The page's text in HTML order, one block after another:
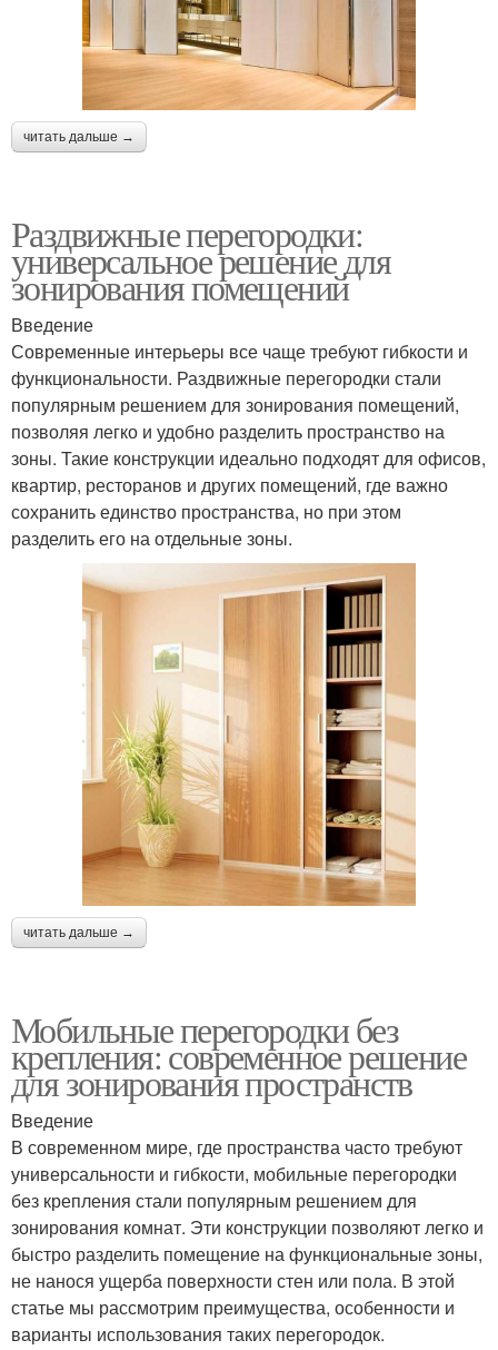
читать дальше →
Раздвижные перегородки:
универсальное решение для
зонирования помещений
Введение
Современные интерьеры все чаще требуют гибкости и
функциональности. Раздвижные перегородки стали
популярным решением для зонирования помещений,
позволяя легко и удобно разделить пространство на
зоны. Такие конструкции идеально подходят для офисов,
квартир, ресторанов и других помещений, где важно
сохранить единство пространства, но при этом
разделить его на отдельные зоны.
читать дальше →
Мобильные перегородки без
крепления: современное решение
для зонирования пространств
Введение
В современном мире, где пространства часто требуют
универсальности и гибкости, мобильные перегородки
без крепления стали популярным решением для
зонирования комнат. Эти конструкции позволяют легко и
быстро разделить помещение на функциональные зоны,
не нанося ущерба поверхности стен или пола. В этой
статье мы рассмотрим преимущества, особенности и
варианты использования таких перегородок.